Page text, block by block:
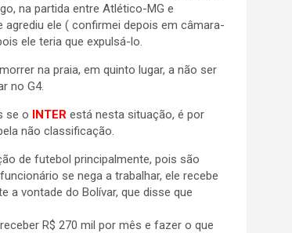
na partida entre Atlético-MG e
ele ( confirmei depois em câmara-
ele teria que expulsá-lo.
na praia, em quinto lugar, a não ser
no G4.
se o INTER está nesta situação, é por
não classificação.
de futebol principalmente, pois são
se nega a trabalhar, ele recebe
a vontade do Bolívar, que disse que
R$ 270 mil por mês e fazer o que